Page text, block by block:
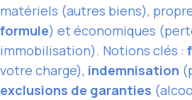
matériels (autres biens),
formule) et économiques
immobilisation). Notions clés :
votre charge), indemnisation
exclusions de garanties